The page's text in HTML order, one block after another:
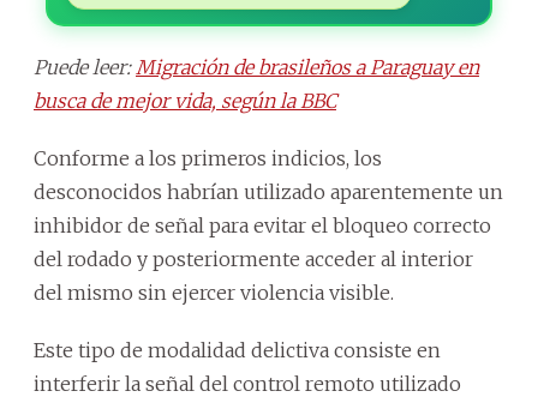
Puede leer:Migración de brasileños a Paraguay en
busca de mejor vida, según la BBC
Conforme a los primeros indicios, los
desconocidos habrían utilizado aparentemente un
inhibidor de señal para evitar el bloqueo correcto
del rodado y posteriormente acceder al interior
del mismo sin ejercer violencia visible.
Este tipo de modalidad delictiva consiste en
interferir la señal del control remoto utilizado